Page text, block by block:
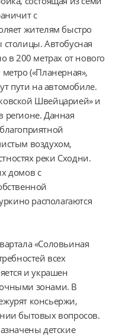
с
жителям быстро
Автобусная
в 200 метрах от нового
(«Планерная»,
пути на автомобиле.
Швейцарией» и
регионе. Данная
воздухом,
реки Сходни.
домов с
располагаются
«Соловьиная
всех
и украшен
зонами. В
консьержи,
бытовых вопросов.
детские